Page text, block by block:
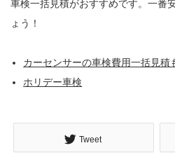
車検一括見積がおすすめです。一番
ょう！
カーセンサーの車検費用一括見積
ホリデー車検
Tweet